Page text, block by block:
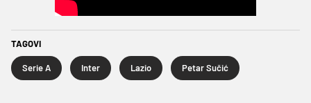
TAGOVI
Serie A Inter Lazio Petar Sučić